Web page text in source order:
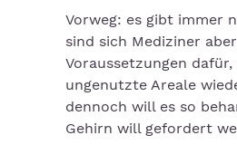
Vorweg: es gibt immer
sind sich Mediziner
Voraussetzungen
ungenutzte Areale
dennoch will es so
Gehirn will gefordert